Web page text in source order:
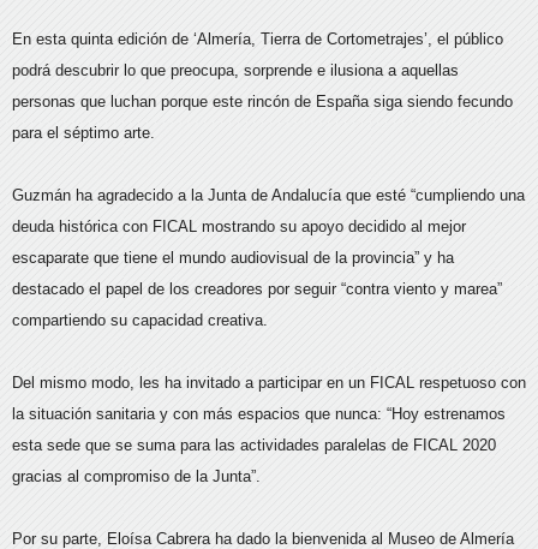
En esta quinta edición de ‘Almería, Tierra de Cortometrajes’, el público
podrá descubrir lo que preocupa, sorprende e ilusiona a aquellas
personas que luchan porque este rincón de España siga siendo fecundo
para el séptimo arte.
Guzmán ha agradecido a la Junta de Andalucía que esté “cumpliendo una
deuda histórica con FICAL mostrando su apoyo decidido al mejor
escaparate que tiene el mundo audiovisual de la provincia” y ha
destacado el papel de los creadores por seguir “contra viento y marea”
compartiendo su capacidad creativa.
Del mismo modo, les ha invitado a participar en un FICAL respetuoso con
la situación sanitaria y con más espacios que nunca: “Hoy estrenamos
esta sede que se suma para las actividades paralelas de FICAL 2020
gracias al compromiso de la Junta”.
Por su parte, Eloísa Cabrera ha dado la bienvenida al Museo de Almería